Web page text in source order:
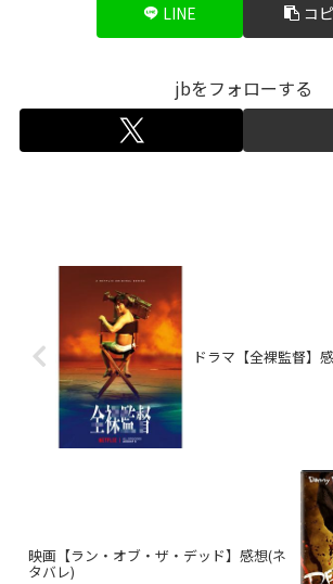
LINE コ
jbをフォローする
ドラマ【全裸監督】
映画【ラン・オブ・ザ・デッド】感想(ネ
タバレ)